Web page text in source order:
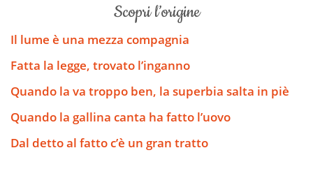
scopri l’origine
Il lume è una mezza compagnia
Fatta la legge, trovato l’inganno
Quando la va troppo ben, la superbia salta in piè
Quando la gallina canta ha fatto l’uovo
Dal detto al fatto c’è un gran tratto